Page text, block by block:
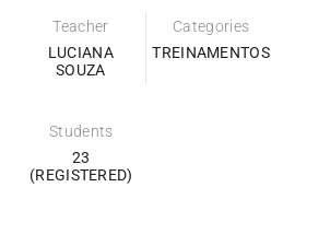
Teacher
LUCIANA
SOUZA
Categories
TREINAMENTOS
Students
23
(REGISTERED)